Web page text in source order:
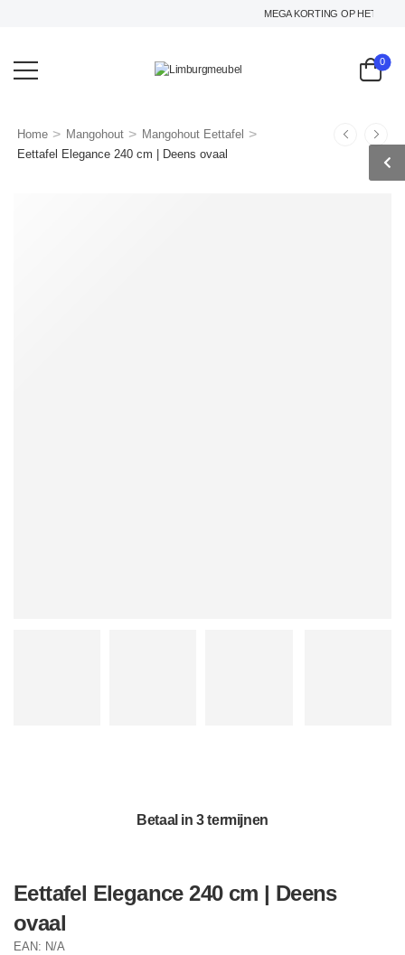
MEGA KORTING OP HET
0
Home > Mangohout > Mangohout Eettafel >
Eettafel Elegance 240 cm | Deens ovaal
Betaal in 3 termijnen
Eettafel Elegance 240 cm | Deens
ovaal
EAN: N/A